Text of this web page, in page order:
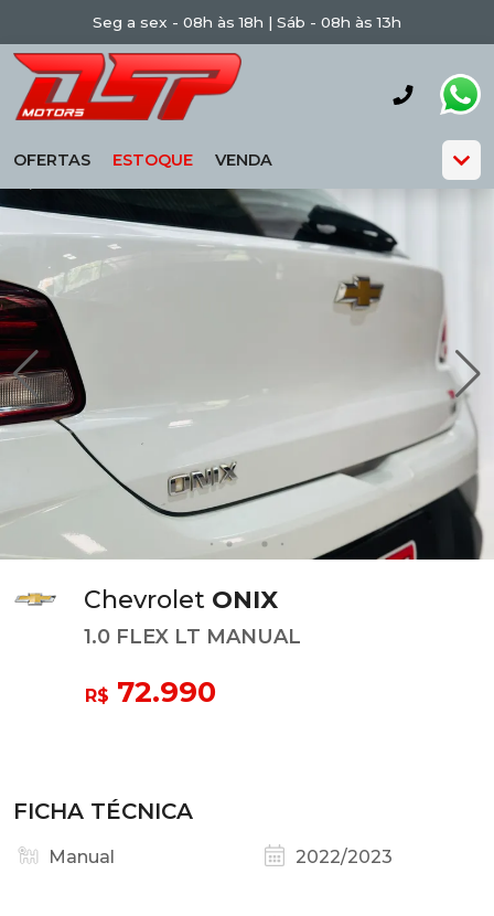
Seg a sex - 08h às 18h | Sáb - 08h às 13h
OFERTAS ESTOQUE VENDA
Chevrolet ONIX
1.0 FLEX LT MANUAL
R$ 72.990
FICHA TÉCNICA
Manual 2022/2023